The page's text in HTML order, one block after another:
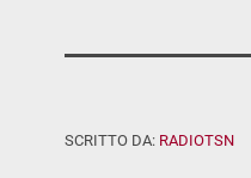
SCRITTO DA: RADIOTSN